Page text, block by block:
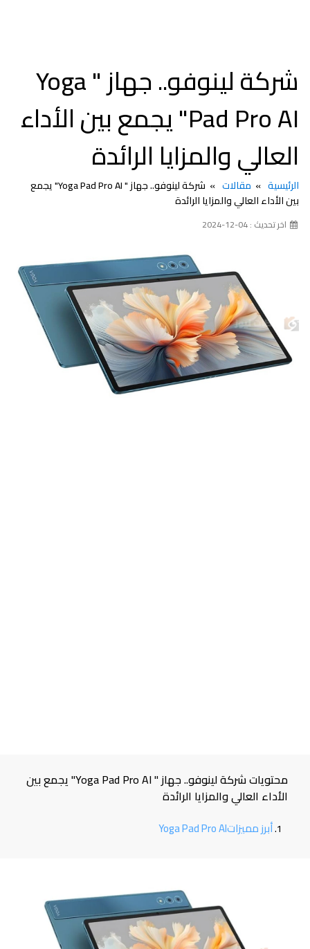
شركة لينوفو.. جهاز " Yoga
Pad Pro AI" يجمع بين الأداء
العالي والمزايا الرائدة
الرئيسية مقالات
شركة لينوفو.. جهاز " Yoga Pad Pro AI" يجمع
بين الأداء العالي والمزايا الرائدة
اخر تحديث : 04-12-2024
محتويات شركة لينوفو.. جهاز " Yoga Pad Pro AI" يجمع بين
الأداء العالي والمزايا الرائدة
أبرز مميزاتYoga Pad Pro AI